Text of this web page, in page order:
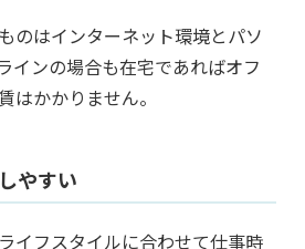
のはインターネット環境とパソ
インの場合も在宅であればオフ
はかかりません。
やすい
イフスタイルに合わせて仕事時